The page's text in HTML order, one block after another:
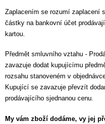
Zaplacením se rozumí zaplacení
částky na bankovní účet
kartou.
Předmět smluvního vztahu -
zavazuje dodat kupujícímu
rozsahu stanoveném v
Kupující se zavazuje převzít
prodávajícího sjednanou cenu.
My vám zboží dodáme, vy jej